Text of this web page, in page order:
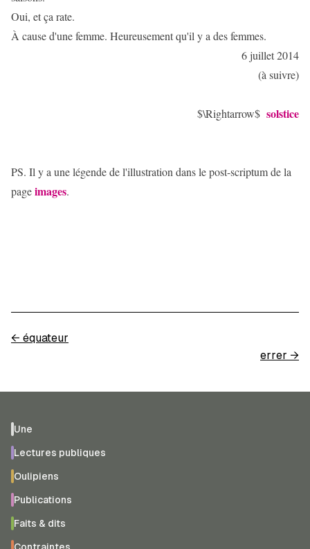
Oui, et ça rate.
À cause d'une femme. Heureusement qu'il y a des femmes.
6 juillet 2014
(à suivre)
$\Rightarrow$ solstice
PS. Il y a une légende de l'illustration dans le post-scriptum de la
pageimages.
← équateur
errer →
Une
Lectures publiques
Oulipiens
Publications
Faits & dits
Contraintes